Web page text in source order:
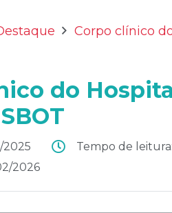
Corpo clínico
do
2025 Tempo de leitura:
2026